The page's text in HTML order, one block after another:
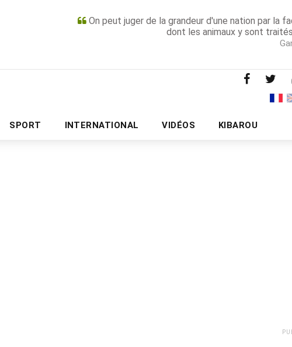
On peut juger de la grandeur d'une nation par la
dont les animaux y sont traités.
SPORT INTERNATIONAL VIDÉOS KIBAROU
PUBLICITÉ